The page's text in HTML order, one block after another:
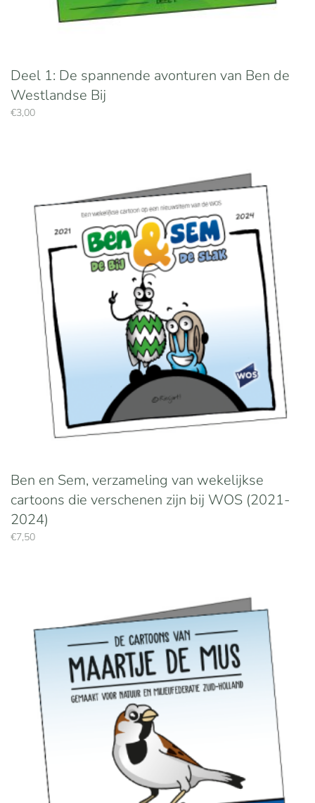
Deel 1: De spannende avonturen van Ben de
Westlandse Bij
€3,00
Ben en Sem, verzameling van wekelijkse
cartoons die verschenen zijn bij WOS (2021-
2024)
€7,50